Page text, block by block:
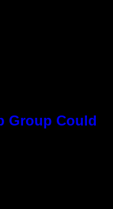
Group Could